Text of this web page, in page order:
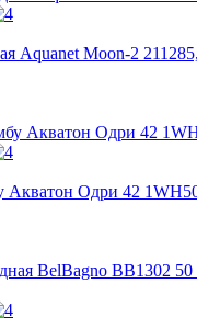
Aquanet Moon-2
Акватон Одри 42